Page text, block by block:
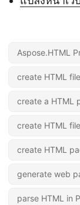
Aspose.HTML
create HTML
create a HTML
create HTML
create HTML
generate web
parse HTML in